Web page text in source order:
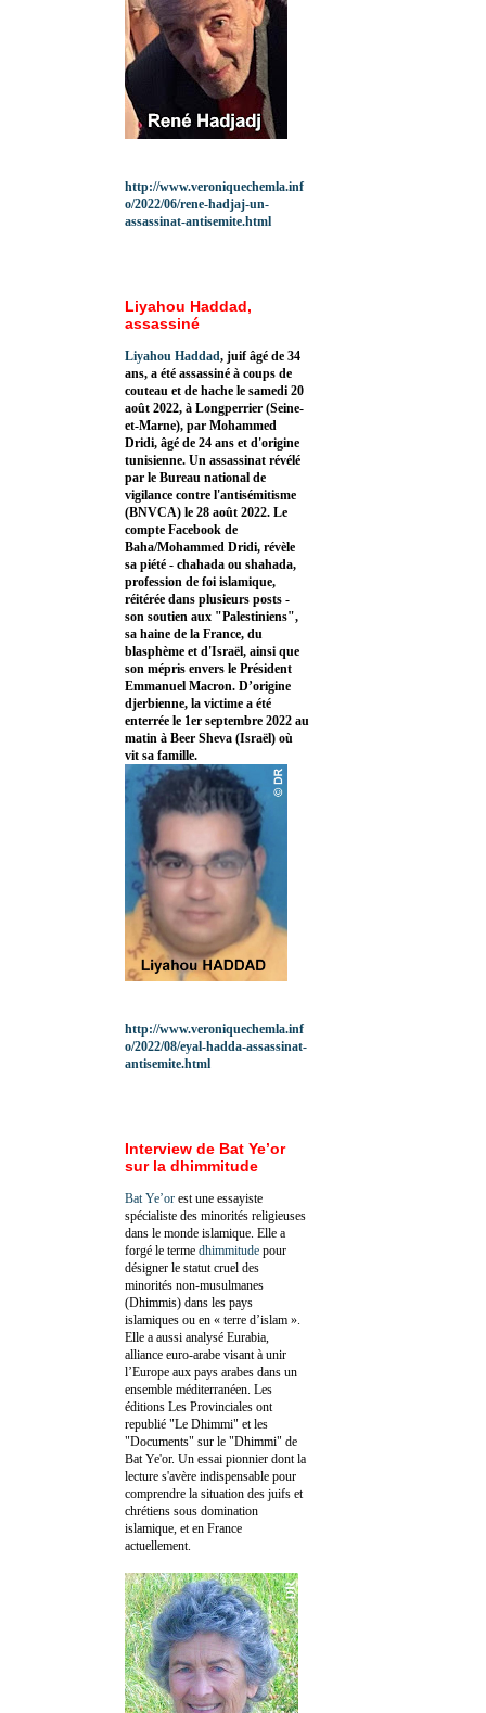
http://www.veroniquechemla.inf
o/2022/06/rene-hadjaj-un-
assassinat-antisemite.html
Liyahou Haddad,
assassiné
Liyahou Haddad, juif âgé de 34
ans, a été assassiné à coups de
couteau et de hache le samedi 20
août 2022, à Longperrier (Seine-
et-Marne), par Mohammed
Dridi, âgé de 24 ans et d'origine
tunisienne. Un assassinat révélé
par le Bureau national de
vigilance contre l'antisémitisme
(BNVCA) le 28 août 2022. Le
compte Facebook de
Baha/Mohammed Dridi, révèle
sa piété - chahada ou shahada,
profession de foi islamique,
réitérée dans plusieurs posts -
son soutien aux "Palestiniens",
sa haine de la France, du
blasphème et d'Israël, ainsi que
son mépris envers le Président
Emmanuel Macron. D’origine
djerbienne, la victime a été
enterrée le 1er septembre 2022 au
matin à Beer Sheva (Israël) où
vit sa famille.
http://www.veroniquechemla.inf
o/2022/08/eyal-hadda-assassinat-
antisemite.html
Interview de Bat Ye’or
sur la dhimmitude
Bat Ye’or est une essayiste
spécialiste des minorités religieuses
dans le monde islamique. Elle a
forgé le terme dhimmitude pour
désigner le statut cruel des
minorités non-musulmanes
(Dhimmis) dans les pays
islamiques ou en « terre d’islam ».
Elle a aussi analysé Eurabia,
alliance euro-arabe visant à unir
l’Europe aux pays arabes dans un
ensemble méditerranéen. Les
éditions Les Provinciales ont
republié "Le Dhimmi" et les
"Documents" sur le "Dhimmi" de
Bat Ye'or. Un essai pionnier dont la
lecture s'avère indispensable pour
comprendre la situation des juifs et
chrétiens sous domination
islamique, et en France
actuellement.